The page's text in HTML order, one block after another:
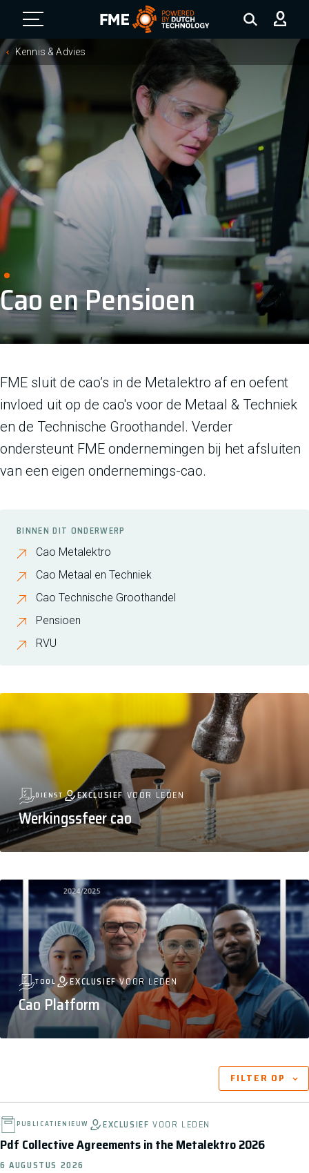
FME Logo, to the homepage
Kennis & Advies
Cao en Pensioen
FME sluit de cao’s in de Metalektro af en oefent
invloed uit op de cao's voor de Metaal & Techniek
en de Technische Groothandel. Verder
ondersteunt FME ondernemingen bij het afsluiten
van een eigen ondernemings-cao.
BINNEN DIT ONDERWERP
Cao Metalektro
Cao Metaal en Techniek
Cao Technische Groothandel
Pensioen
RVU
DIENST EXCLUSIEFVOOR LEDEN
Werkingssfeer cao
TOOL EXCLUSIEFVOOR LEDEN
Cao Platform
ARTIKELEN BINNEN DIT ONDERWERP FILTER OP
PUBLICATIE NIEUW EXCLUSIEF VOOR LEDEN
Pdf Collective Agreements in the Metalektro 2026
6 AUGUSTUS 2026